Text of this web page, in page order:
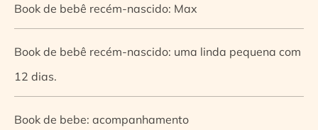
Book de bebê recém-nascido: Max
Book de bebê recém-nascido: uma linda pequena com
12 dias.
Book de bebe: acompanhamento